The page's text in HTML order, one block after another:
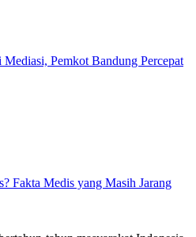
Pemkot Bandung Percepat
Fakta Medis yang Masih Jarang